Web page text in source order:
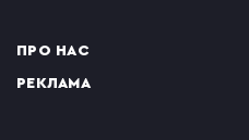
ПРО НАС
РЕКЛАМА